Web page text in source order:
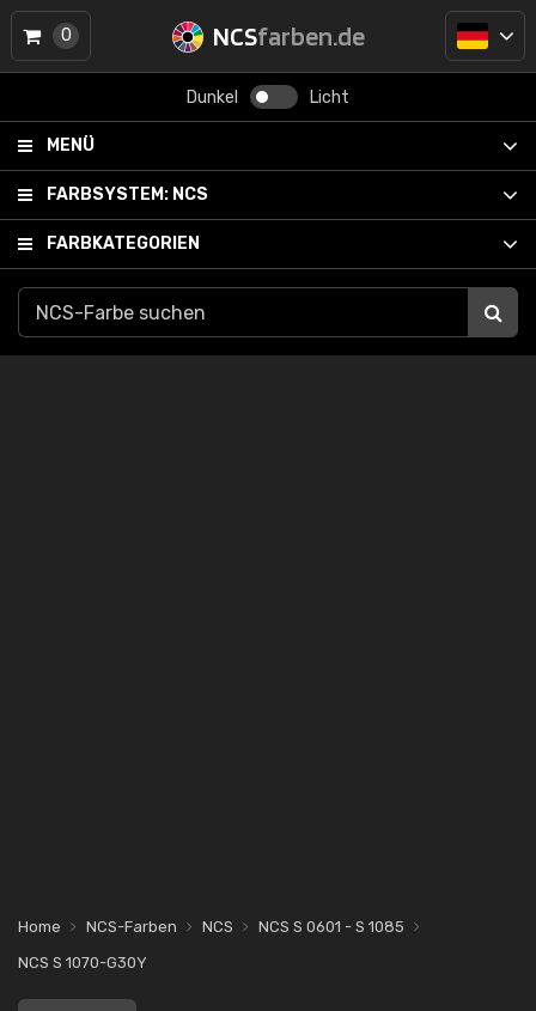
NCSfarben.de
Dunkel Licht
MENÜ
FARBSYSTEM: NCS
FARBKATEGORIEN
0
Home NCS-Farben NCS
NCS S 0601 - S 1085
NCS S 1070-G30Y